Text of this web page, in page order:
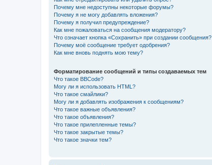
Почему мне недоступны некоторые форумы?
Почему я не могу добавлять вложения?
Почему я получил предупреждение?
Как мне пожаловаться на сообщения модератору?
Что означает кнопка «Сохранить» при создании сообщения?
Почему моё сообщение требует одобрения?
Как мне вновь поднять мою тему?
Форматирование сообщений и типы создаваемых тем
Что такое BBCode?
Могу ли я использовать HTML?
Что такое смайлики?
Могу ли я добавлять изображения к сообщениям?
Что такое важные объявления?
Что такое объявления?
Что такое прилепленные темы?
Что такое закрытые темы?
Что такое значки тем?